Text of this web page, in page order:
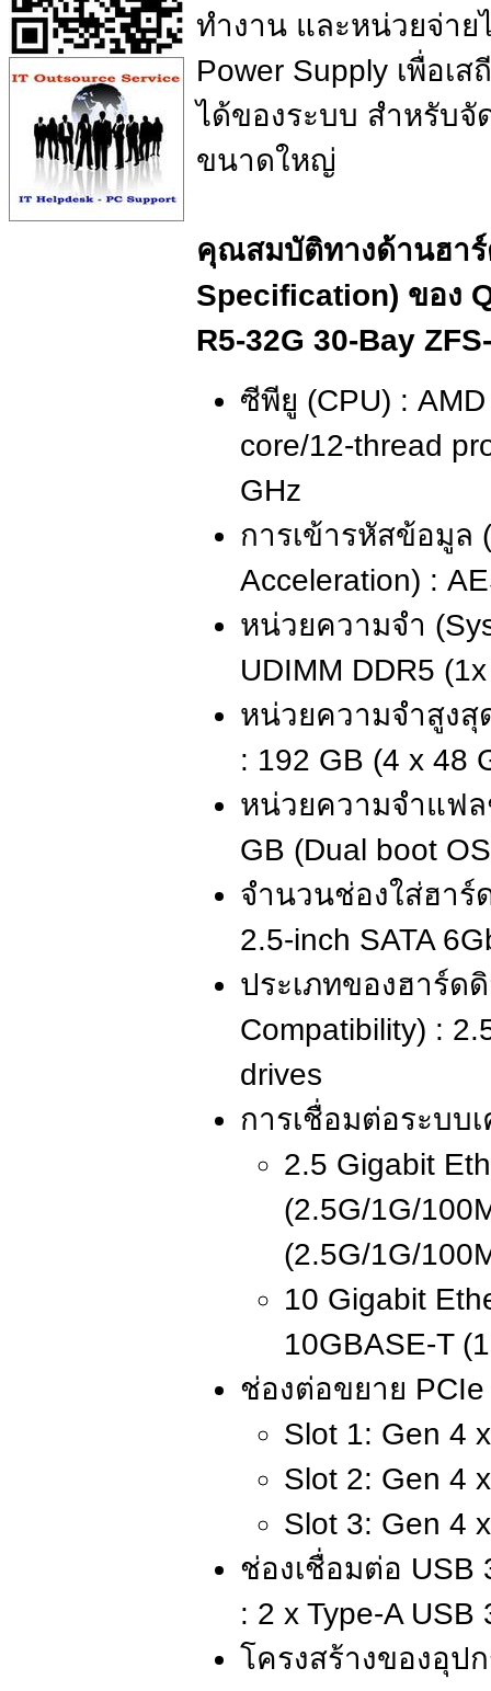
ทำงาน และหน่วยจ่า
Power Supply เพื่อเ
ได้ของระบบ สำหรับจั
ขนาดใหญ่
คุณสมบัติทางด้านฮาร์
Specification) ของ
R5-32G 30-Bay
ซีพียู (CPU) :
core/12-thread
GHz
การเข้ารหัสข้อมูล
Acceleration) :
หน่วยความจำ
UDIMM DDR5
หน่วยความจำสูงสุ
: 192 GB (4 x 48
หน่วยความจำแฟล
GB (Dual boot
จำนวนช่องใส่ฮาร์
2.5-inch SATA
ประเภทของฮาร์ด
Compatibility) :
drives
การเชื่อมต่อระบบ
2.5 Gigabit
(2.5G/1G/
(2.5G/1G/
10 Gigabit
10GBASE-T
ช่องต่อขยาย PCIe
Slot 1: Gen 4
Slot 2: Gen 4
Slot 3: Gen 4
ช่องเชื่อมต่อ USB
: 2 x Type-A
โครงสร้างของอุป